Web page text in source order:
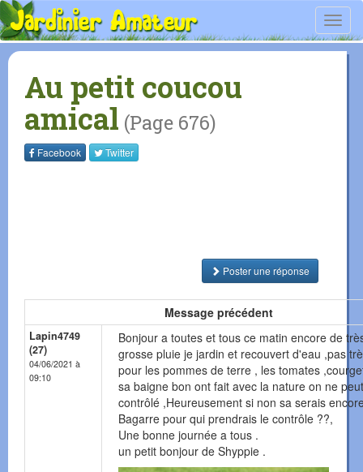
Au petit coucou
amical (Page 676)
Facebook Twitter
Poster une réponse
Message précédent
Lapin4749
(27)
04/06/2021 à
09:10
Bonjour a toutes et tous ce matin encore de
grosse pluie je jardin et recouvert d'eau ,pas
pour les pommes de terre , les tomates
sa baigne bon ont fait avec la nature on ne
contrôlé ,Heureusement si non sa serais
Bagarre pour qui prendrais le contrôle ??,
Une bonne journée a tous .
un petit bonjour de Shyppie .